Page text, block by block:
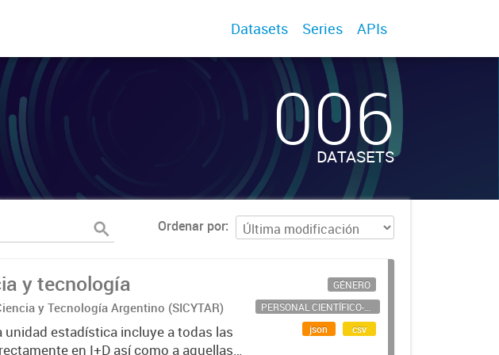
Datasets Series APIs
006
DATASETS
Ordenar por
y tecnología
y Tecnología Argentino (SICYTAR)
unidad estadística incluye a todas las
en I+D así como a aquellas
GÉNERO
PERSONAL CIENTÍFICO-TECNOLÓGICO
json
csv